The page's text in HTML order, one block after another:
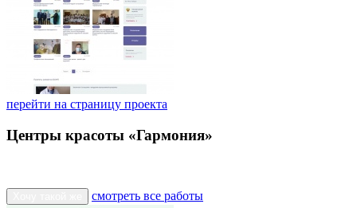
перейти на страницу проекта
Центры красоты «Гармония»
смотреть все работы